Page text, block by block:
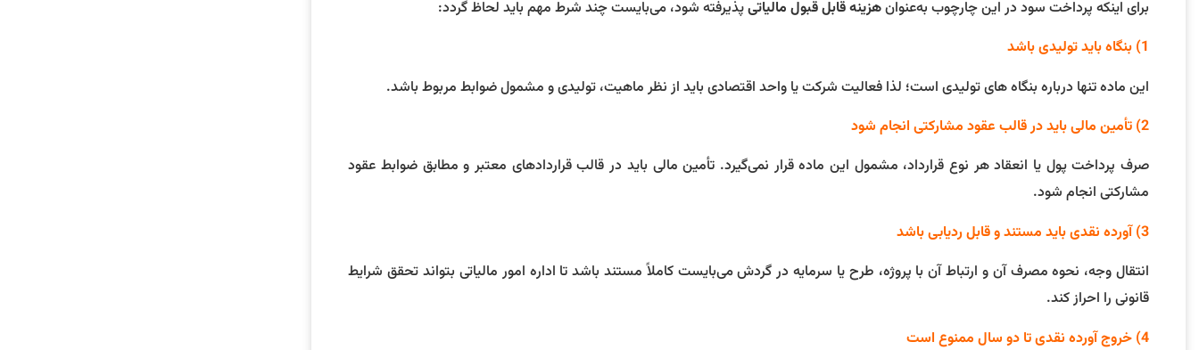
برای اینکه پرداخت سود در این چارچوب به‌عنوانهزینه قابل قبول مالیاتیپذیرفته شود، می‌بایست چند شرط مهم باید لحاظ گردد:
1) بنگاه باید تولیدی باشد
این ماده تنها درباره بنگاه‌ های تولیدی است؛ لذا فعالیت شرکت یا واحد اقتصادی باید از نظر ماهیت، تولیدی و مشمول ضوابط مربوط باشد.
2) تأمین مالی باید در قالب عقود مشارکتی انجام شود
صرف پرداخت پول یا انعقاد هر نوع قرارداد، مشمول این ماده قرار نمی‌گیرد. تأمین مالی باید در قالب قراردادهای معتبر و مطابق ضوابط عقود
مشارکتی انجام شود.
3) آورده نقدی باید مستند و قابل ردیابی باشد
انتقال وجه، نحوه مصرف آن و ارتباط آن با پروژه، طرح یا سرمایه در گردش می‌بایست کاملاً مستند باشد تا اداره امور مالیاتی بتواند تحقق شرایط
قانونی را احراز کند.
4) خروج آورده نقدی تا دو سال ممنوع است